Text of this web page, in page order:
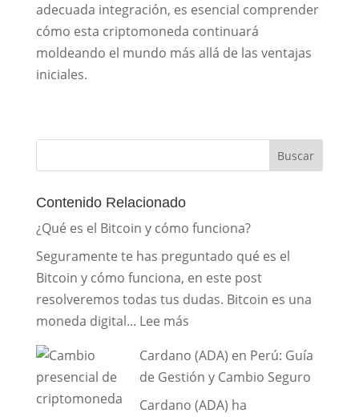
adecuada integración, es esencial comprender
cómo esta criptomoneda continuará
moldeando el mundo más allá de las ventajas
iniciales.
Buscar
Contenido Relacionado
¿Qué es el Bitcoin y cómo funciona?
Seguramente te has preguntado qué es el
Bitcoin y cómo funciona, en este post
resolveremos todas tus dudas. Bitcoin es una
moneda digital... Lee más:
es
el
Bitcoin
Cardano (ADA) en Perú: Guía
de Gestión y Cambio Seguro
Cardano (ADA) ha